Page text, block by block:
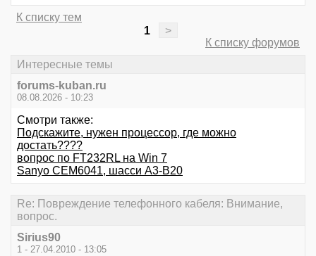
К списку тем
1
>
К списку форумов
Интересные темы
forums-kuban.ru
08.08.2026 - 10:23
Смотри также:
Подскажите, нужен процессор, где можно
достать????
вопрос по FT232RL на Win 7
Sanyo CEM6041, шасси А3-В20
Re: Повреждение телефонного кабеля: Внимание,
вопрос.
Sirius90
1 - 27.04.2010 - 13:05